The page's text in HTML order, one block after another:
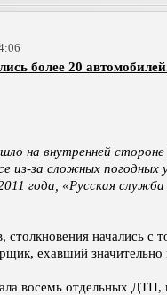
более 20
на внутренней
из-за сложных погодных
года, «Русская
столкновения начались с
ехавший
восемь отдельных